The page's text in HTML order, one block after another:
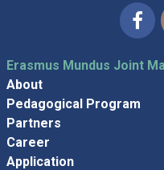
Erasmus Mundus Joint
About
Pedagogical Program
Partners
Career
Application